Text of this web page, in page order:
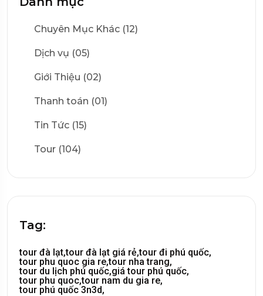
Chuyên Mục Khác (12)
Dịch vụ (05)
Giới Thiệu (02)
Thanh toán (01)
Tin Tức (15)
Tour (104)
Tag:
tour đà lạt,tour đà lạt giá rẻ,tour đi phú quốc,
tour phu quoc gia re,tour nha trang,
tour du lịch phú quốc,giá tour phú quốc,
tour phu quoc,tour nam du gia re,
tour phú quốc 3n3d,